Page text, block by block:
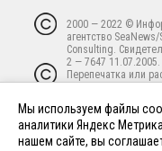
Мы используем файлы
аналитики Яндекс
нашем сайте, вы
2000 — 2022 ©
агентство
Consulting.
2 — 7647 11.07.2005.
Перепечатка или
запрещены без
согласия